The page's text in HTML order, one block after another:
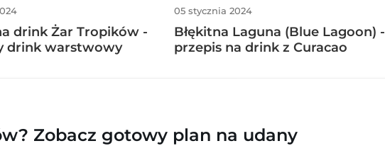
drink Żar Tropików -
drink warstwowy
05 stycznia 2024
Błękitna Laguna (Blue Lagoon) -
przepis na drink z Curacao
Zobacz gotowy plan na udany